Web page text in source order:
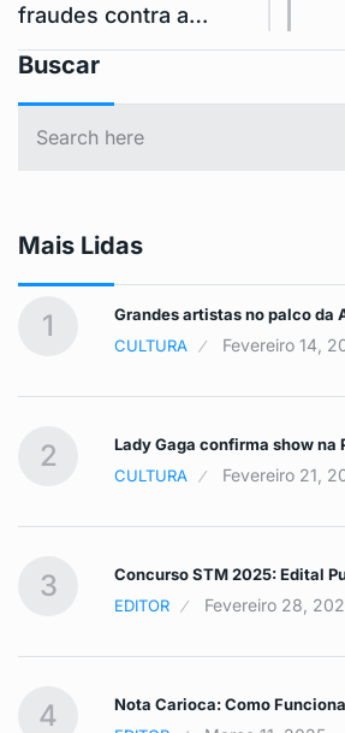
fraudes contra a…
Buscar
Mais Lidas
1
Grandes artistas no palco da
CULTURA
Fevereiro 14,
2
Lady Gaga confirma show na
CULTURA
Fevereiro 21,
3
Concurso STM 2025: Edital
EDITOR
Fevereiro 28,
4
Nota Carioca: Como